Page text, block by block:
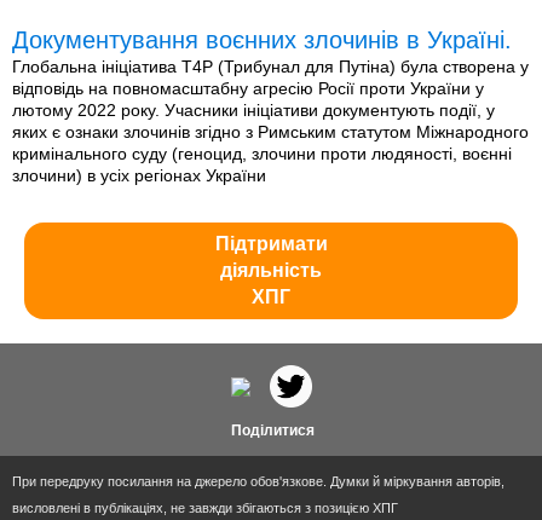
Документування воєнних злочинів в Україні.
Глобальна ініціатива T4P (Трибунал для Путіна) була створена у
відповідь на повномасштабну агресію Росії проти України у
лютому 2022 року. Учасники ініціативи документують події, у
яких є ознаки злочинів згідно з Римським статутом Міжнародного
кримінального суду (геноцид, злочини проти людяності, воєнні
злочини) в усіх регіонах України
Підтримати
діяльність
ХПГ
Поділитися
При передруку посилання на джерело обов'язкове. Думки й міркування авторів,
висловлені в публікаціях, не завжди збігаються з позицією ХПГ